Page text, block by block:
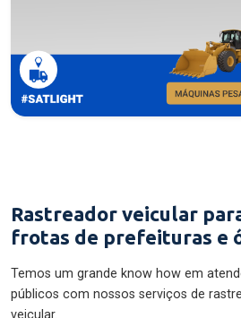
Rastreador veicular
frotas de prefeituras e
Temos um grande know how em
públicos com nossos serviços de
veicular.